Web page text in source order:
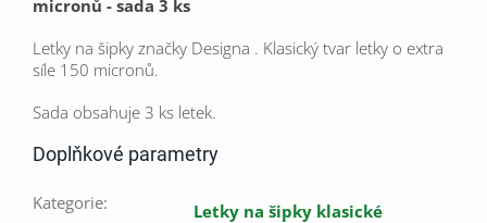
micronů - sada 3 ks
Letky na šipky značky Designa . Klasický tvar letky o extra
síle 150 micronů.
Sada obsahuje 3 ks letek.
Doplňkové parametry
Kategorie:
Letky na šipky klasické